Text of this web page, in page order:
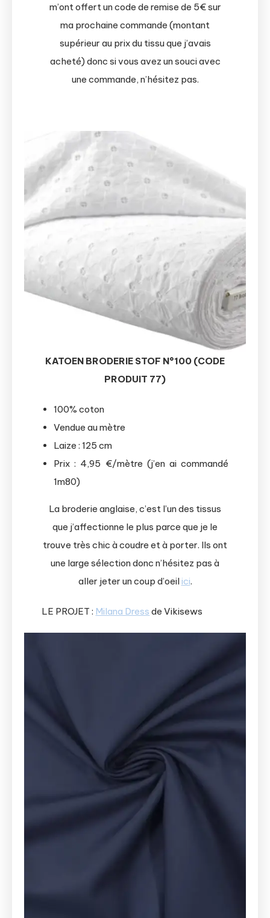
m’ont offert un code de remise de 5€ sur
ma prochaine commande (montant
supérieur au prix du tissu que j’avais
acheté) donc si vous avez un souci avec
une commande, n’hésitez pas.
KATOEN BRODERIE STOF N°100 (CODE
PRODUIT 77)
100% coton
Vendue au mètre
Laize : 125 cm
Prix : 4,95 €/mètre (j’en ai commandé
1m80)
La broderie anglaise, c’est l’un des tissus
que j’affectionne le plus parce que je le
trouve très chic à coudre et à porter. Ils ont
une large sélection donc n’hésitez pas à
aller jeter un coup d’oeilici.
LE PROJET : Milana Dress de Vikisews